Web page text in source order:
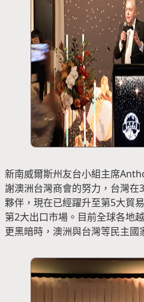
新南威爾斯州友台小組主席
謝澳洲台灣商會的努力，台灣
夥伴，現在已經躍升至第5大貿
第2大出口市場。目前全球各地
更黑暗時，澳洲與台灣等民主國